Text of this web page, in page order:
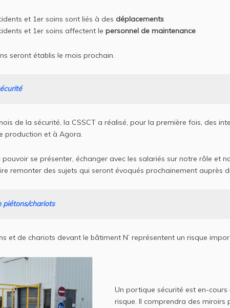
et 1er soins sont liés à des déplacements
et 1er soins affectent le personnel de maintenance
seront établis le mois prochain.
de la sécurité, la CSSCT a réalisé, pour la première fois, des
production et à Agora.
pouvoir se présenter, échanger avec les salariés sur notre rôle et
remonter des sujets qui seront évoqués prochainement auprès
piétons/chariots
et de chariots devant le bâtiment N’ représentent un risque
Un portique sécurité est en-
risque. Il comprendra des miroirs